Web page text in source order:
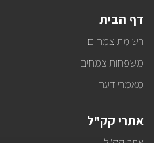
דף הבית
רשימת צמחים
משפחות צמחים
מאמרי דעה
אתרי קק"ל